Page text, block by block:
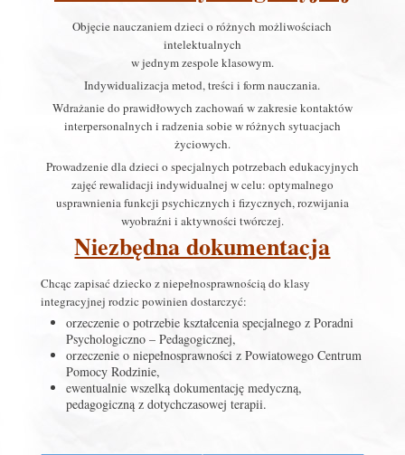
Objęcie nauczaniem dzieci o różnych możliwościach
intelektualnych
w jednym zespole klasowym.
Indywidualizacja metod, treści i form nauczania.
Wdrażanie do prawidłowych zachowań w zakresie kontaktów
interpersonalnych i radzenia sobie w różnych sytuacjach
życiowych.
Prowadzenie dla dzieci o specjalnych potrzebach edukacyjnych
zajęć rewalidacji indywidualnej w celu: optymalnego
usprawnienia funkcji psychicznych i fizycznych, rozwijania
wyobraźni i aktywności twórczej.
Niezbędna dokumentacja
Chcąc zapisać dziecko z niepełnosprawnością do klasy
integracyjnej rodzic powinien dostarczyć:
orzeczenie o potrzebie kształcenia specjalnego z Poradni
Psychologiczno – Pedagogicznej,
orzeczenie o niepełnosprawności z Powiatowego Centrum
Pomocy Rodzinie,
ewentualnie wszelką dokumentację medyczną,
pedagogiczną z dotychczasowej terapii.